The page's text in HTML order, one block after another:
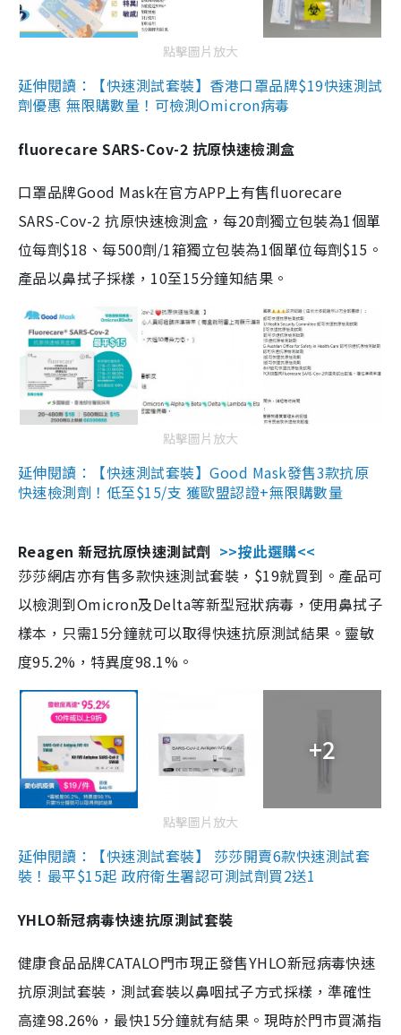
點擊圖片放大
延伸閱讀：【快速測試套裝】香港口罩品牌$19快速測試
劑優惠 無限購數量！可檢測Omicron病毒
fluorecare SARS-Cov-2 抗原快速檢測盒
口罩品牌Good Mask在官方APP上有售fluorecare
SARS-Cov-2 抗原快速檢測盒，每20劑獨立包裝為1個單
位每劑$18、每500劑/1箱獨立包裝為1個單位每劑$15。
產品以鼻拭子採樣，10至15分鐘知結果。
點擊圖片放大
延伸閱讀：【快速測試套裝】Good Mask發售3款抗原
快速檢測劑！低至$15/支 獲歐盟認證+無限購數量
Reagen 新冠抗原快速測試劑 >>按此選購<<
莎莎網店亦有售多款快速測試套裝，$19就買到。產品可
以檢測到Omicron及Delta等新型冠狀病毒，使用鼻拭子
樣本，只需15分鐘就可以取得快速抗原測試結果。靈敏
度95.2%，特異度98.1%。
+2
點擊圖片放大
延伸閱讀：【快速測試套裝】 莎莎開賣6款快速測試套
裝！最平$15起 政府衛生署認可測試劑買2送1
YHLO新冠病毒快速抗原測試套裝
健康食品品牌CATALO門市現正發售YHLO新冠病毒快速
抗原測試套裝，測試套裝以鼻咽拭子方式採樣，準確性
高達98.26%，最快15分鐘就有結果。現時於門市買滿指